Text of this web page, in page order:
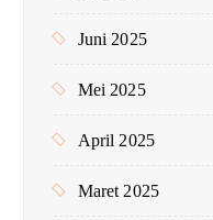
Juni 2025
Mei 2025
April 2025
Maret 2025